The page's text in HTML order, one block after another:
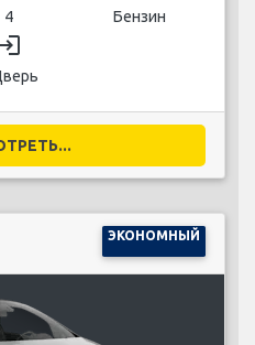
4 Бензин
ЭКОНОМНЫЙ